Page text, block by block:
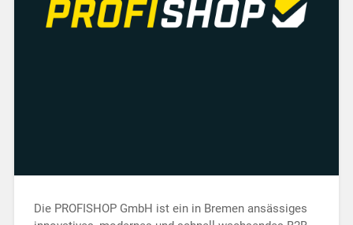
Die PROFISHOP GmbH ist ein in Bremen ansässiges